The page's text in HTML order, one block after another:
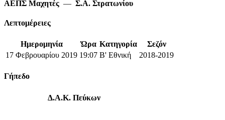
ΑΕΠΣ Μαχητές — Σ.Α. Στρατωνίου
Λεπτομέρειες
Ημερομηνία Ώρα Κατηγορία
Σεζόν
17 Φεβρουαρίου 2019 19:07 Β' Εθνική 2018-2019
Γήπεδο
Δ.Α.Κ. Πεύκων